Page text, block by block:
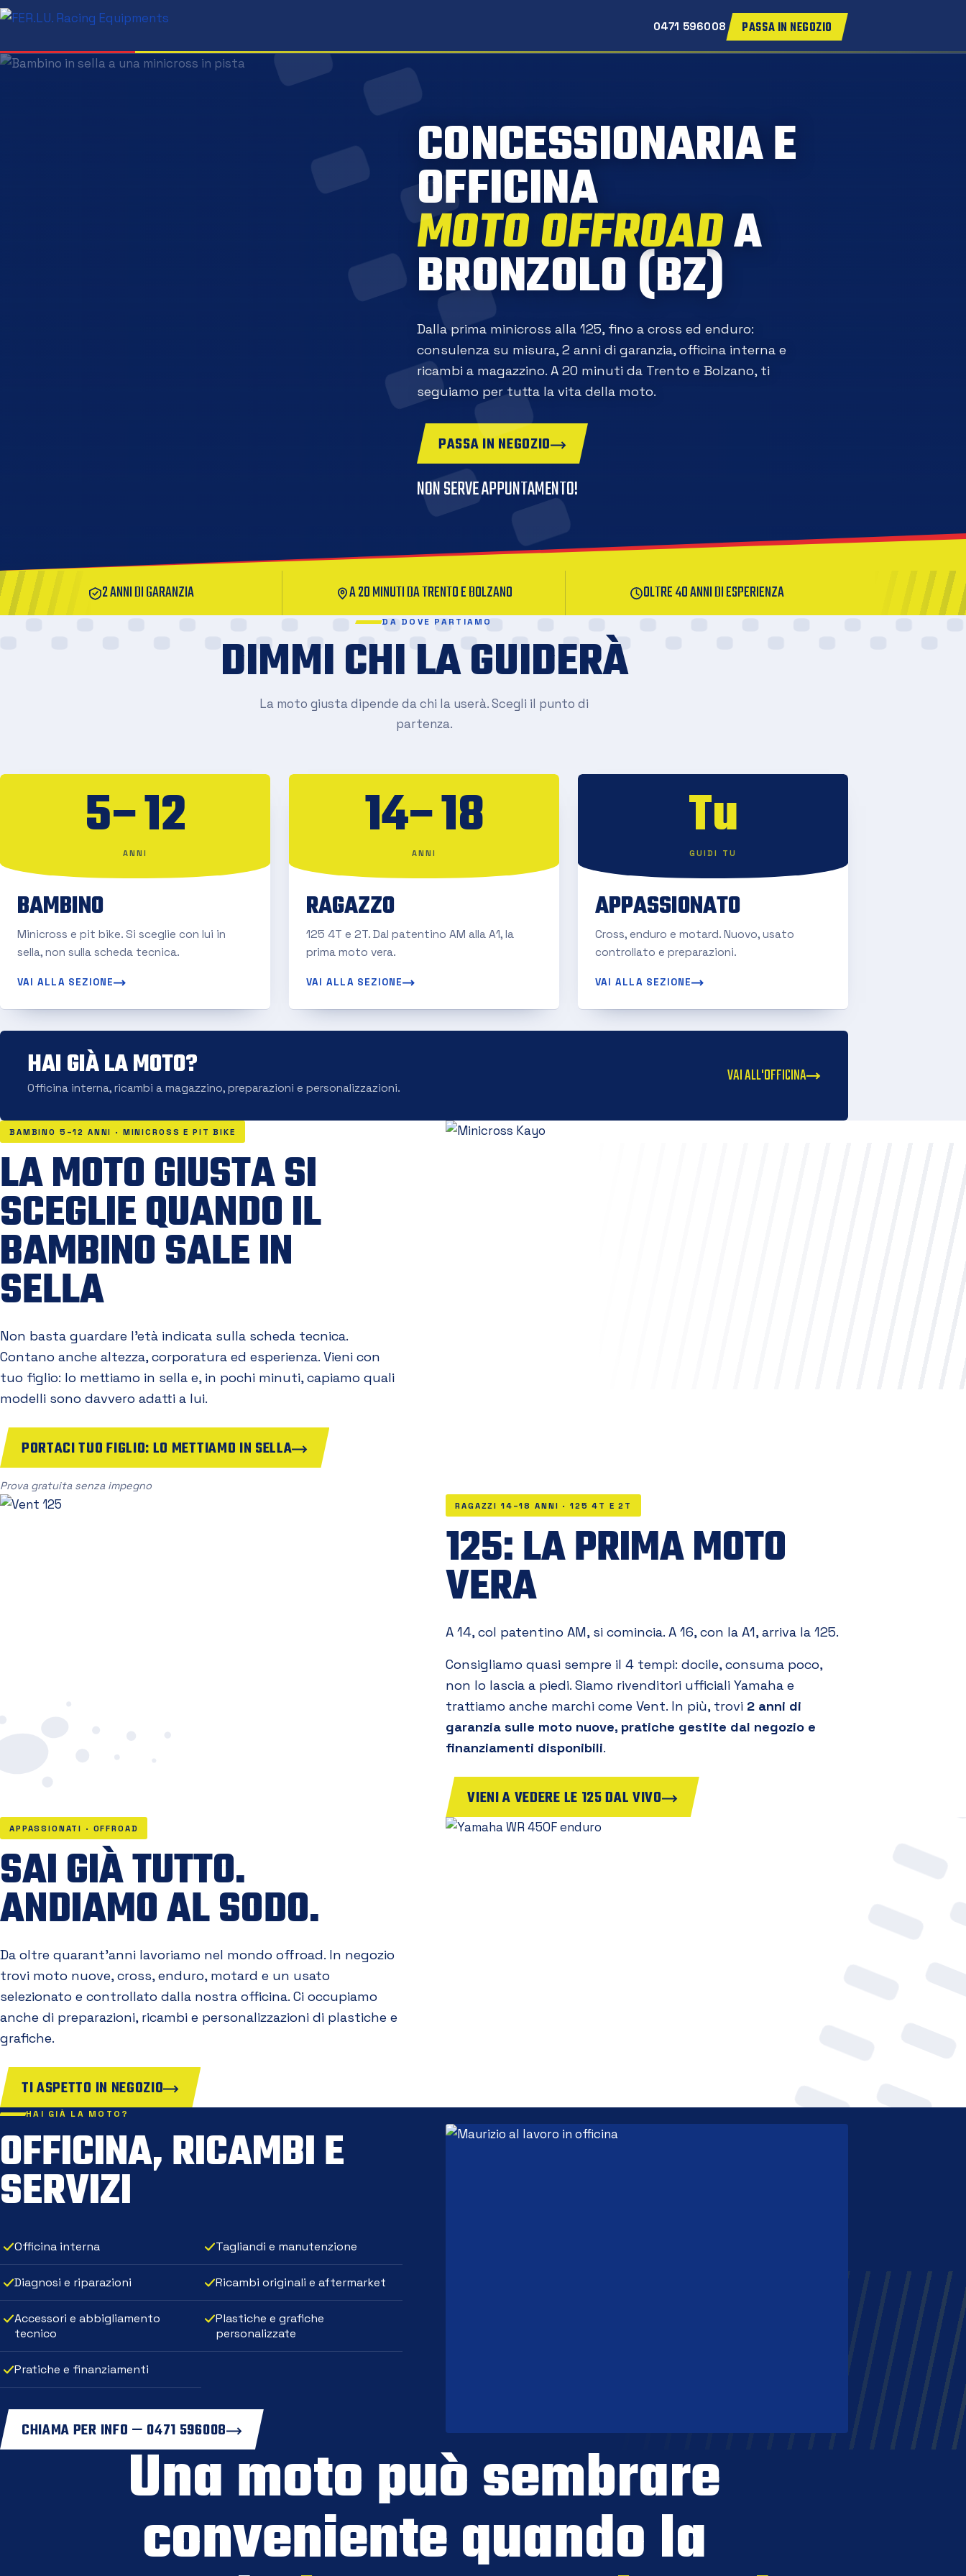
0471 596008 PASSA IN NEGOZIO
CONCESSIONARIA E
OFFICINA
MOTO OFFROADA
BRONZOLO (BZ)
Dalla prima minicross alla 125, fino a cross ed enduro:
consulenza su misura, 2 anni di garanzia, officina interna e
ricambi a magazzino. A 20 minuti da Trento e Bolzano, ti
seguiamo per tutta la vita della moto.
PASSA IN NEGOZIO
NON SERVE APPUNTAMENTO!
2 ANNI DI GARANZIA A 20 MINUTI DA TRENTO E BOLZANO OLTRE 40 ANNI DI ESPERIENZA
DA DOVE PARTIAMO
DIMMI CHI LA GUIDERÀ
La moto giusta dipende da chi la userà. Scegli il punto di
partenza.
5–12
ANNI
BAMBINO
Minicross e pit bike. Si sceglie con lui in
sella, non sulla scheda tecnica.
VAI ALLA SEZIONE
14–18
ANNI
RAGAZZO
125 4T e 2T. Dal patentino AM alla A1, la
prima moto vera.
VAI ALLA SEZIONE
Tu
GUIDI TU
APPASSIONATO
Cross, enduro e motard. Nuovo, usato
controllato e preparazioni.
VAI ALLA SEZIONE
HAI GIÀ LA MOTO?
Officina interna, ricambi a magazzino, preparazioni e personalizzazioni.
VAI ALL'OFFICINA
BAMBINO 5–12 ANNI · MINICROSS E PIT BIKE
LA MOTO GIUSTA SI
SCEGLIE QUANDO IL
BAMBINO SALE IN
SELLA
Non basta guardare l'età indicata sulla scheda tecnica.
Contano anche altezza, corporatura ed esperienza. Vieni con
tuo figlio: lo mettiamo in sella e, in pochi minuti, capiamo quali
modelli sono davvero adatti a lui.
PORTACI TUO FIGLIO: LO METTIAMO IN SELLA
Prova gratuita senza impegno
RAGAZZI 14–18 ANNI · 125 4T E 2T
125: LA PRIMA MOTO
VERA
A 14, col patentino AM, si comincia. A 16, con la A1, arriva la 125.
Consigliamo quasi sempre il 4 tempi: docile, consuma poco,
non lo lascia a piedi. Siamo rivenditori ufficiali Yamaha e
trattiamo anche marchi come Vent. In più, trovi 2 anni di
garanzia sulle moto nuove, pratiche gestite dal negozio e
finanziamenti disponibili.
VIENI A VEDERE LE 125 DAL VIVO
APPASSIONATI · OFFROAD
SAI GIÀ TUTTO.
ANDIAMO AL SODO.
Da oltre quarant'anni lavoriamo nel mondo offroad. In negozio
trovi moto nuove, cross, enduro, motard e un usato
selezionato e controllato dalla nostra officina. Ci occupiamo
anche di preparazioni, ricambi e personalizzazioni di plastiche e
grafiche.
TI ASPETTO IN NEGOZIO
HAI GIÀ LA MOTO?
OFFICINA, RICAMBI E
SERVIZI
Officina interna Tagliandi e manutenzione
Diagnosi e riparazioni Ricambi originali e aftermarket
Accessori e abbigliamento
tecnico
Plastiche e grafiche
personalizzate
Pratiche e finanziamenti
CHIAMA PER INFO — 0471 596008
Una moto può sembrare
conveniente quando la